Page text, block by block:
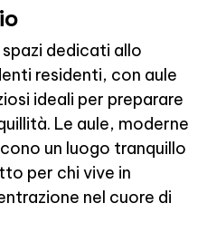
dedicati allo
residenti, con aule
ideali per preparare
Le aule, moderne
un luogo tranquillo
per chi vive in
nel cuore di